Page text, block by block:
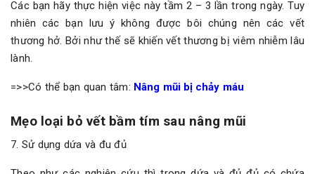
Các bạn hãy thực hiện việc này tầm 2 – 3 lần trong ngày. Tuy
nhiên các bạn lưu ý không được bôi chúng nên các vết
thương hở. Bởi như thế sẽ khiến vết thương bị viêm nhiễm lâu
lành.
=>>Có thể bạn quan tâm: Nâng mũi bị chảy máu
Mẹo loại bỏ vết bầm tím sau nâng mũi
7. Sử dụng dứa và đu đủ